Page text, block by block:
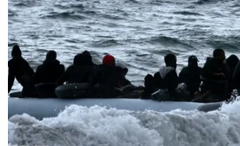
TIN CÙNG CHUYÊN MỤC
Airbus và Boeing chạy đua tăng sản
lượng máy bay